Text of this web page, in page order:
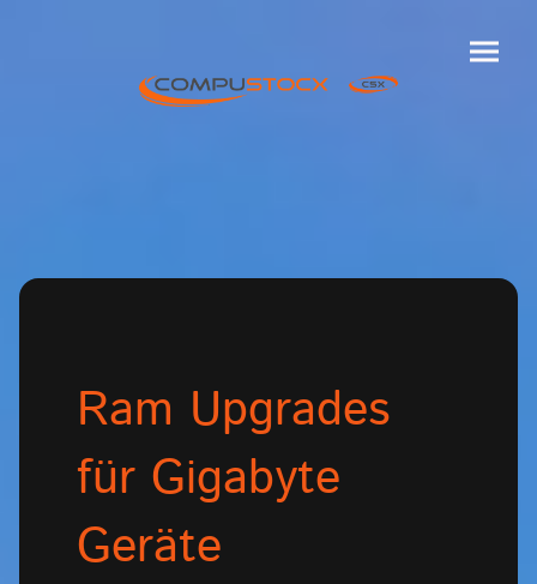
Ram Upgrades
für Gigabyte
Geräte